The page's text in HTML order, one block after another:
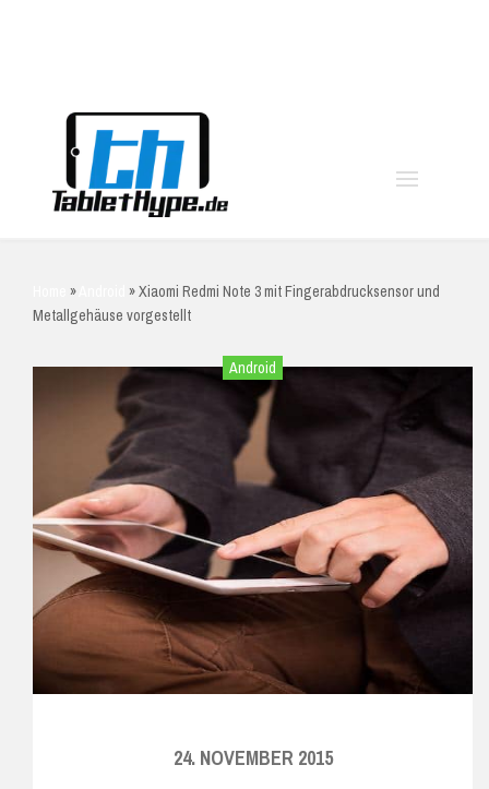
» »Xiaomi Redmi Note 3 mit Fingerabdrucksensor und
Metallgehäuse vorgestellt
Android
24. NOVEMBER 2015